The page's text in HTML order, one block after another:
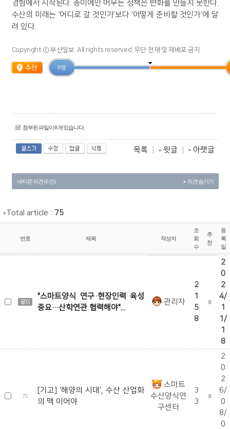
경험에서 시작된다. 종이에만 머무는 정책은 변화를 만들지 못한다.
수산의 미래는 ‘어디로 갈 것인가’보다 ‘어떻게 준비할 것인가’에 달
려 있다.
Copyright ⓒ 부산일보. All rights reserved. 무단 전재 및 재배포 금지.
0 명
첨부된 파일이0개 있습니다.
목록 윗글 아랫글
네티즌 의견 (0 건) 의견 숨기기
Total article : 75
번호 제목 작성자
조
회
수
추
천
등
록
일
"스마트양식 연구·현장인력 육성
중요…산학연관 협력해야"...
관리자
2
1
5
8
0
2
0
2
4/
1
1/
1
8
75
[기고] ‘해양의 시대’, 수산 산업화
의 맥 이어야
스마트
수산양식연
구센터
3
3
0
2
0
2
6/
0
8/
0